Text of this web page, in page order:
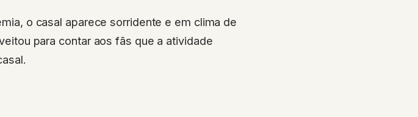
o casal aparece sorridente e em clima de
para contar aos fãs que a atividade